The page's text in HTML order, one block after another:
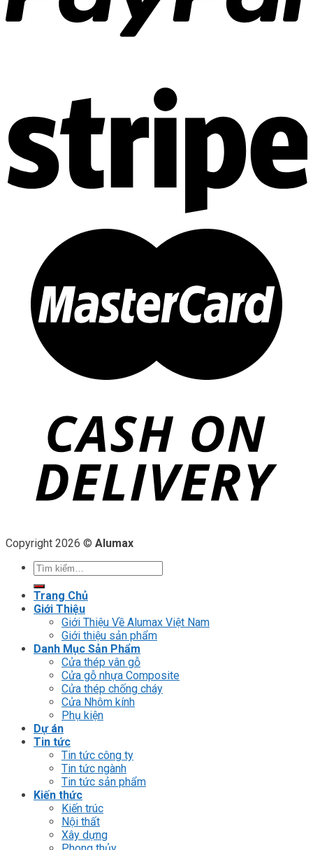
Copyright 2026 © Alumax
Tìm
kiếm:
Trang Chủ
Giới Thiệu
Giới Thiệu Về Alumax Việt Nam
Giới thiệu sản phẩm
Danh Mục Sản Phẩm
Cửa thép vân gỗ
Cửa gỗ nhựa Composite
Cửa thép chống cháy
Cửa Nhôm kính
Phụ kiện
Dự án
Tin tức
Tin tức công ty
Tin tức ngành
Tin tức sản phẩm
Kiến thức
Kiến trúc
Nội thất
Xây dựng